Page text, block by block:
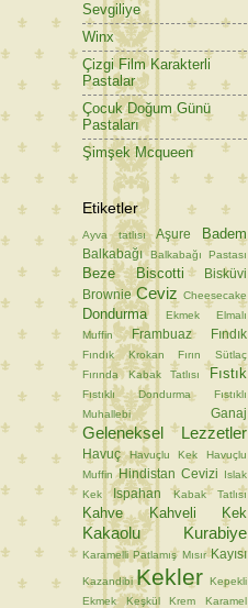
Sevgiliye
Winx
Çizgi Film Karakterli
Pastalar
Çocuk Doğum Günü
Pastaları
Şimşek Mcqueen
Etiketler
Ayva tatlısı Aşure Badem
Balkabağı Balkabağı Pastası
Beze Biscotti
Bisküvi
Brownie Ceviz Cheesecake
Dondurma Ekmek
Elmalı
Muffin
Frambuaz Fındık
Fındık Krokan
Fırın Sütlaç
Fırında Kabak Tatlısı
Fıstık
Fıstıklı Dondurma
Fıstıklı
Muhallebi
Ganaj
Geleneksel Lezzetler
Havuç Havuçlu Kek
Havuçlu
Muffin Hindistan Cevizi
Islak
Kek
Ispahan Kabak Tatlısı
Kahve Kahveli Kek
Kakaolu Kurabiye
Karamelli Patlamış Mısır Kayısı
Kazandibi Kekler Kepekli
Ekmek
Keşkül Krem Karamel